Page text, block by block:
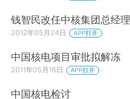
钱智民改任中核集团总经理
2012年05月24日 APP打开
中国核电项目审批拟解冻
2011年05月16日 APP打开
中国核电检讨